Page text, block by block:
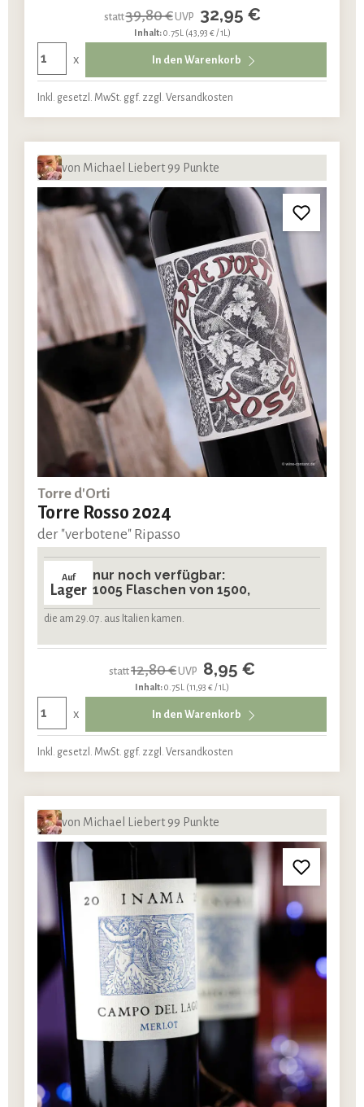
statt39,80 €UVP 32,95 €
Inhalt:0.75L (43,93 € / 1L)
x In den Warenkorb
Inkl. gesetzl. MwSt. ggf. zzgl. Versandkosten
von Michael Liebert 99 Punkte
Torre d'Orti
Torre Rosso 2024
der "verbotene" Ripasso
Auf
Lager
nur noch verfügbar:
1005 Flaschen von 1500,
die am 29.07. aus Italien kamen.
statt12,80 €UVP 8,95 €
Inhalt:0.75L (11,93 € / 1L)
x In den Warenkorb
Inkl. gesetzl. MwSt. ggf. zzgl. Versandkosten
von Michael Liebert 99 Punkte